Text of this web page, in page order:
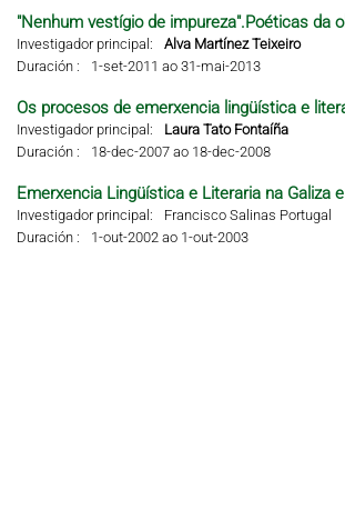
"Nenhum vestígio de impureza".Poéticas da
Investigador principal:
Alva Martínez Teixeiro
Duración :
1-set-2011 ao 31-mai-2013
Os procesos de emerxencia lingüística e
Investigador principal:
Laura Tato Fontaíña
Duración :
18-dec-2007 ao 18-dec-2008
Emerxencia Lingüística e Literaria na Galiza
Investigador principal:
Francisco Salinas Portugal
Duración :
1-out-2002 ao 1-out-2003